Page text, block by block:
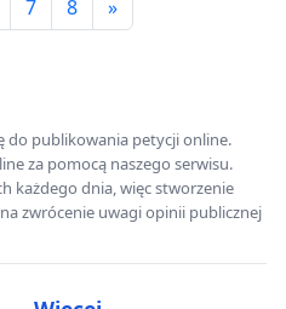
7 8 »
do publikowania petycji online.
za pomocą naszego serwisu.
każdego dnia, więc stworzenie
zwrócenie uwagi opinii publicznej